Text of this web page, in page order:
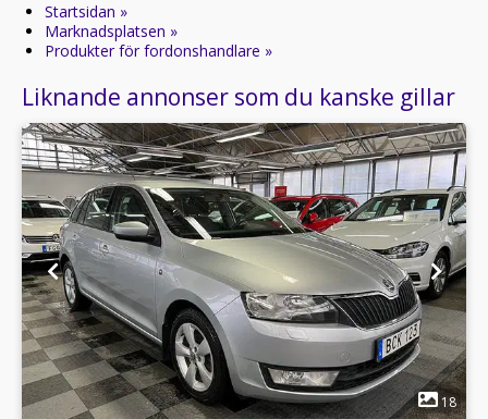
Startsidan »
Marknadsplatsen »
Produkter för fordonshandlare »
Liknande annonser som du kanske gillar
18